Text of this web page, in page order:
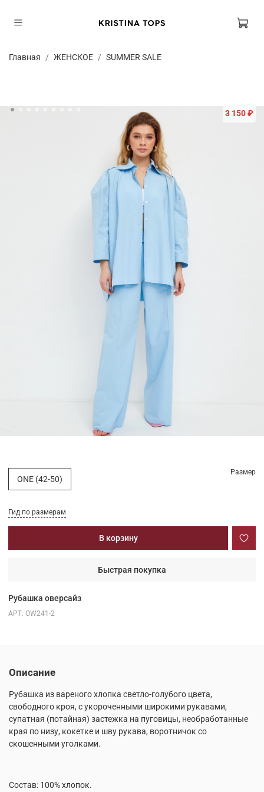
Главная ЖЕНСКОЕ SUMMER SALE
Рубашка оверсайз
3 150 ₽
АРТ. OW241-2
Гид по размерам
В корзину
Быстрая покупка
Размер
ONE (42-50)
Описание
Рубашка из вареного хлопка светло-голубого цвета,
свободного кроя, с укороченными широкими рукавами,
супатная (потайная) застежка на пуговицы, необработанные
края по низу, кокетке и шву рукава, воротничок со
скошенными уголками.
Состав: 100% хлопок.